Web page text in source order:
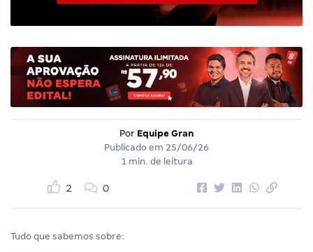
Por Equipe Gran
Publicado em 25/06/26
1 min. de leitura
2 0
Tudo que sabemos sobre: